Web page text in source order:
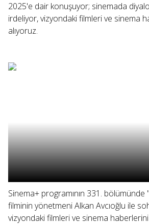
2025'e dair konuşuyor; sinemada
irdeliyor, vizyondaki filmleri ve sinema
alıyoruz.
Sinema+ programının 331.
filminin yönetmeni Alkan Avcıoğlu ile
vizyondaki filmleri ve sinema haberlerini